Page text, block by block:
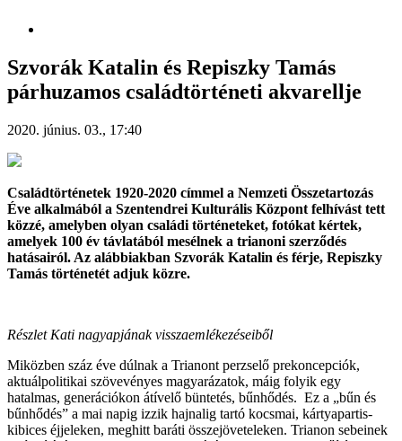
Szvorák Katalin és Repiszky Tamás
párhuzamos családtörténeti akvarellje
2020. június. 03., 17:40
Családtörténetek 1920-2020 címmel a Nemzeti Összetartozás
Éve alkalmából a Szentendrei Kulturális Központ felhívást tett
közzé, amelyben olyan családi történeteket, fotókat kértek,
amelyek 100 év távlatából mesélnek a trianoni szerződés
hatásairól. Az alábbiakban Szvorák Katalin és férje, Repiszky
Tamás történetét adjuk közre.
Részlet Kati nagyapjának visszaemlékezéseiből
Miközben száz éve dúlnak a Trianont perzselő prekoncepciók,
aktuálpolitikai szövevényes magyarázatok, máig folyik egy
hatalmas, generációkon átívelő büntetés, bűnhődés. Ez a „bűn és
bűnhődés” a mai napig izzik hajnalig tartó kocsmai, kártyapartis-
kibices éjjeleken, meghitt baráti összejöveteleken. Trianon sebeinek